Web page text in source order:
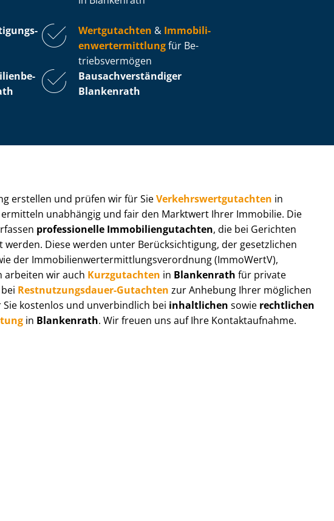
Wertgutachten & Im­mo­bi­li­
en­wert­ermitt­lungfür Be­
triebs­ver­mö­gen
Bau­sach­ver­stän­di­ger
Blankenrath
erstellen und prüfen wir für SieVer­kehrs­wert­gut­ach­ten in
ermitteln unabhängig und fair den Marktwert Ihrer Immobilie. Die
professionelle Im­mo­bi­li­en­gut­ach­ten, die bei Gerichten
Diese werden unter Be­rück­sich­ti­gung, der gesetzlichen
der Im­mo­bi­li­en­wert­ermitt­lungs­ver­ord­nung (ImmoWertV),
arbeiten wir auch Kurzgutachten in Blankenrath für private
Rest­nut­zungs­dau­er-Gutachten zur Anhebung Ihrer möglichen
kostenlos und unverbindlich bei inhaltlichen sowie rechtlichen
in Blankenrath. Wir freuen uns auf Ihre Kontaktaufnahme.